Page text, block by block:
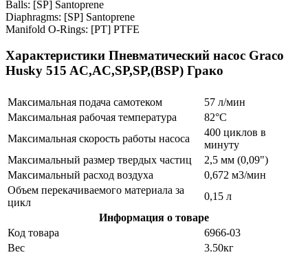
Balls: [SP] Santoprene
Diaphragms: [SP] Santoprene
Manifold O-Rings: [PT] PTFE
Характеристики Пневматический насос Graco
Husky 515 AC,AC,SP,SP,(BSP) Грако
Максимальная подача самотеком
57 л/мин
Максимальная рабочая температура
82°C
Максимальная скорость работы насоса
400 циклов в
минуту
Максимальный размер твердых частиц
2,5 мм (0,09")
Максимальный расход воздуха
0,672 м3/мин
Объем перекачиваемого материала за
цикл
0,15 л
Информация о товаре
Код товара
6966-03
Вес
3.50кг